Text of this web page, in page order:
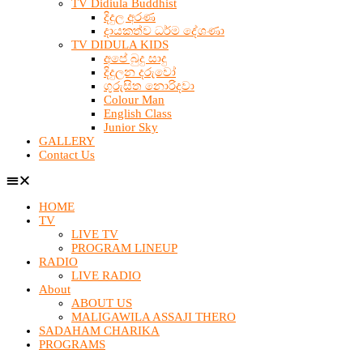
TV Didiula Buddhist
දිදුල අරණ
දායකත්ව ධර්ම දේශණා
TV DIDULA KIDS
අපේ බුදු සාදු
දිදුලන දරුවෝ
ගුරුසිත නොරිදවා
Colour Man
English Class
Junior Sky
GALLERY
Contact Us
HOME
TV
LIVE TV
PROGRAM LINEUP
RADIO
LIVE RADIO
About
ABOUT US
MALIGAWILA ASSAJI THERO
SADAHAM CHARIKA
PROGRAMS